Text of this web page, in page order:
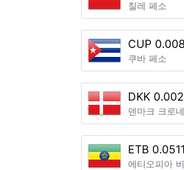
칠레 페소
CUP
쿠바 페소
DKK
덴마크 크로네
ETB
에티오피아